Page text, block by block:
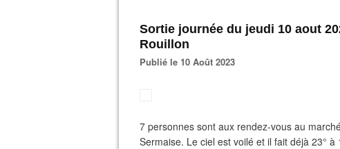
Sortie journée du jeudi 10 aout
Rouillon
Publié le 10 Août 2023
7 personnes sont aux rendez-vous au
Sermaise. Le ciel est voilé et il fait déjà 23°